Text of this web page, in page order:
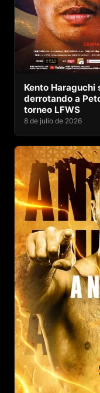
Kento Haraguchi
derrotando a
torneo LFWS
8 de julio de 2026